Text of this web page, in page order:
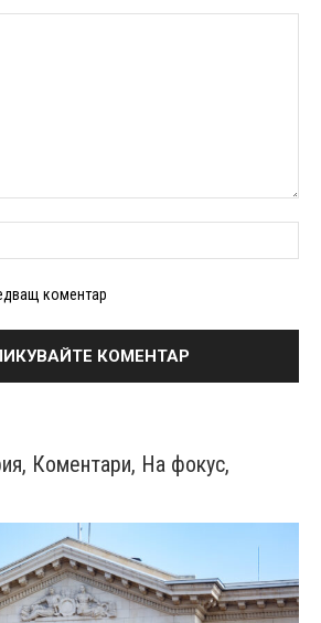
коментар
, Коментари, На фокус,